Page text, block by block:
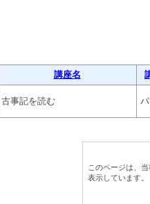
講座名
古事記を読む
このページは、
表示しています。